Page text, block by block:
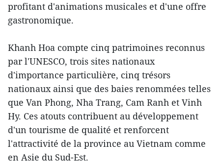
profitant d'animations musicales et d'une offre
gastronomique.
Khanh Hoa compte cinq patrimoines reconnus
par l'UNESCO, trois sites nationaux
d'importance particulière, cinq trésors
nationaux ainsi que des baies renommées telles
que Van Phong, Nha Trang, Cam Ranh et Vinh
Hy. Ces atouts contribuent au développement
d'un tourisme de qualité et renforcent
l'attractivité de la province au Vietnam comme
en Asie du Sud-Est.